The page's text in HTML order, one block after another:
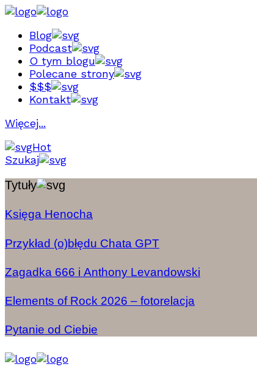
Blog
Podcast
O tym blogu
Polecane strony
$$$
Kontakt
Więcej...
Hot
Szukaj
Tytuły
Księga Henocha
Przykład (o)błędu Chata GPT
Zagadka 666 i Anthony Levandowski
Elements of Rock 2026 – fotorelacja
Pytanie od Ciebie